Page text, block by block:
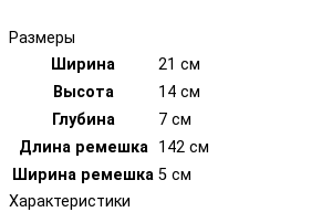
Размеры
Ширина
21 см
Высота
14 см
Глубина
7 см
Длина ремешка
142 см
Ширина ремешка 5 см
Характеристики